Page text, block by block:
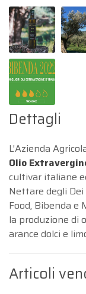
Dettagli
L'Azienda
Olio
cultivar italiane
Nettare degli
Food, Bibenda e
la produzione di
arance dolci e
Articoli